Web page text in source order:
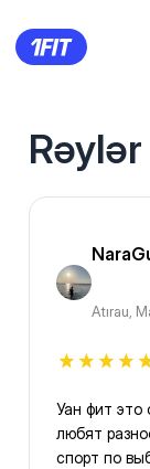
Rəylər
Atırau,
Уан фит это
любят
спорт по